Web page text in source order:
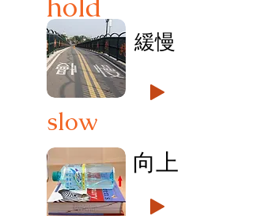
slow
緩慢
向上